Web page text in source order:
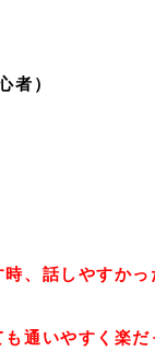
）
、話しやすかっ
通いやすく楽だ